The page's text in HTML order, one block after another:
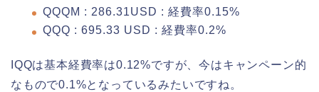
QQQM : 286.31USD : 経費率0.15%
QQQ : 695.33 USD : 経費率0.2%
IQQは基本経費率は0.12%ですが、今はキャンペーン的
なもので0.1%となっているみたいですね。